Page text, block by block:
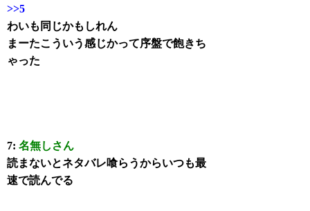
>>5
わいも同じかもしれん
まーたこういう感じかって序盤で飽きち
ゃった
7:名無しさん
読まないとネタバレ喰らうからいつも最
速で読んでる